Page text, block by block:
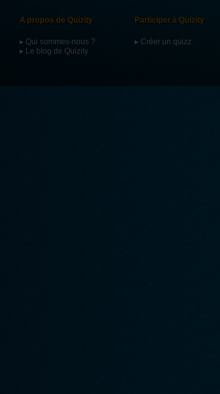
A propos de Quizity
▸ Qui sommes-nous ?
▸ Le blog de Quizity
Participer à Quizity
▸ Créer un quizz